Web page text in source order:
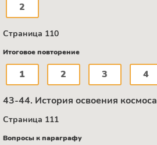
2
Страница 110
Итоговое повторение
1 2 3 4
43-44. История освоения космоса
Страница 111
Вопросы к параграфу